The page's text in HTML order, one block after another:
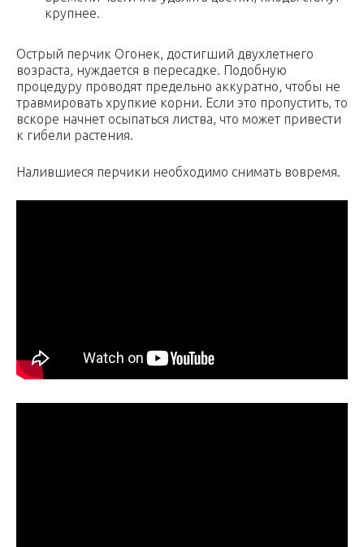
крупнее.
Острый перчик Огонек, достигший двухлетнего
возраста, нуждается в пересадке. Подобную
процедуру проводят предельно аккуратно, чтобы не
травмировать хрупкие корни. Если это пропустить, то
вскоре начнет осыпаться листва, что может привести
к гибели растения.
Налившиеся перчики необходимо снимать вовремя.